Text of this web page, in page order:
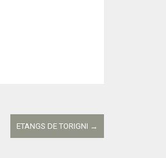
ETANGS DE TORIGNI →